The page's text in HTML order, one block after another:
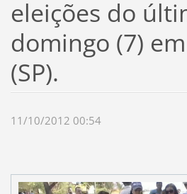
eleições do
domingo (7)
(SP).
11/10/2012 00:54